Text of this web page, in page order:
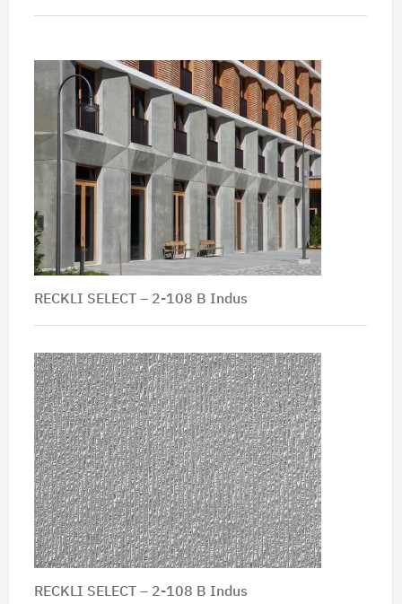
RECKLI SELECT – 2-108 B Indus
RECKLI SELECT – 2-108 B Indus